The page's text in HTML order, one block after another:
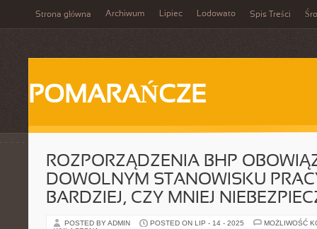
Strona główna Archiwum Lipiec Lodowato Spis Treści
POMARAŃCZE
ROZPORZĄDZENIA BHP
DOWOLNYM STANOWISKU
BARDZIEJ, CZY MNIEJ
POSTED BY ADMIN POSTED ON LIP - 14 - 2025
MOŻLIWOŚĆ